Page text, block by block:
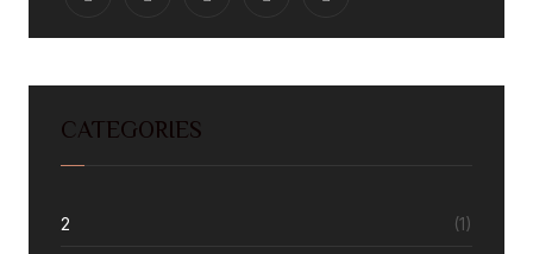
CATEGORIES
2 (1)